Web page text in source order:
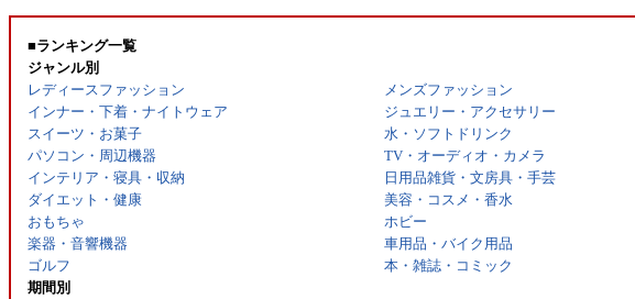
■ランキング一覧
ジャンル別
レディースファッション
メンズファッション
インナー・下着・ナイトウェア
ジュエリー・アクセサリー
スイーツ・お菓子
水・ソフトドリンク
パソコン・周辺機器
TV・オーディオ・カメラ
インテリア・寝具・収納
日用品雑貨・文房具・手芸
ダイエット・健康
美容・コスメ・香水
おもちゃ
ホビー
楽器・音響機器
車用品・バイク用品
ゴルフ
本・雑誌・コミック
期間別